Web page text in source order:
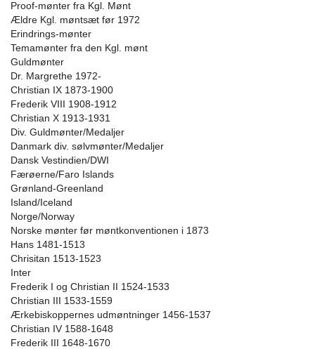
Proof-mønter fra Kgl. Mønt
Ældre Kgl. møntsæt før 1972
Erindrings-mønter
Temamønter fra den Kgl. mønt
Guldmønter
Dr. Margrethe 1972-
Christian IX 1873-1900
Frederik VIII 1908-1912
Christian X 1913-1931
Div. Guldmønter/Medaljer
Danmark div. sølvmønter/Medaljer
Dansk Vestindien/DWI
Færøerne/Faro Islands
Grønland-Greenland
Island/Iceland
Norge/Norway
Norske mønter før møntkonventionen i 1873
Hans 1481-1513
Chrisitan 1513-1523
Inter
Frederik I og Christian II 1524-1533
Christian III 1533-1559
Ærkebiskoppernes udmøntninger 1456-1537
Christian IV 1588-1648
Frederik III 1648-1670